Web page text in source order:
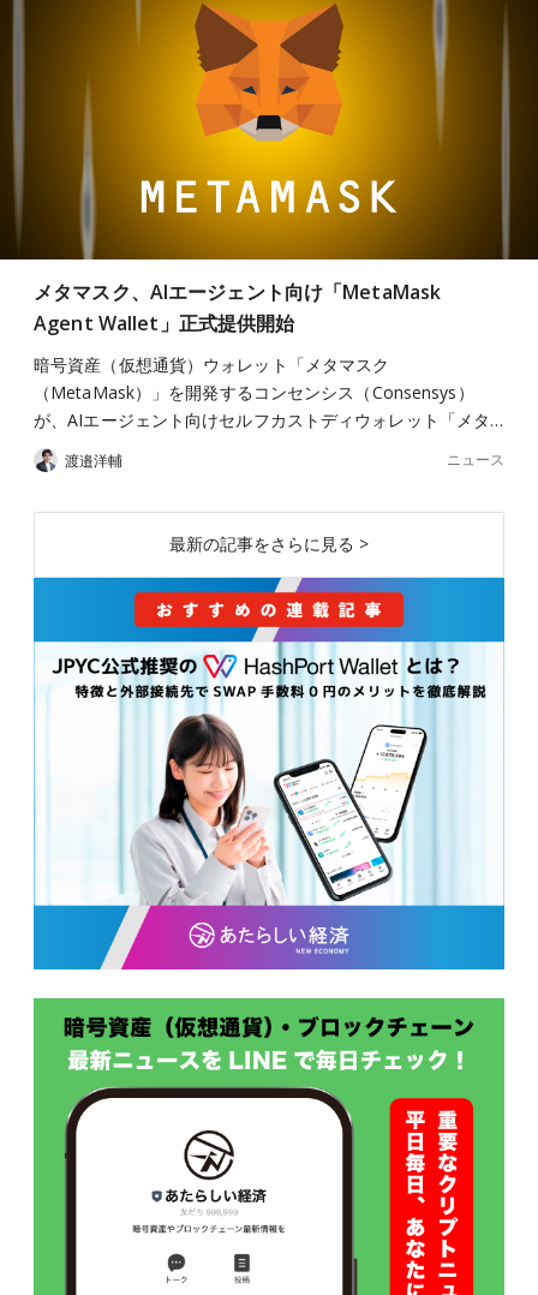
メタマスク、AIエージェント向け「MetaMask
Agent Wallet」正式提供開始
暗号資産（仮想通貨）ウォレット「メタマスク
（MetaMask）」を開発するコンセンシス（Consensys）
が、AIエージェント向けセルフカストディウォレット「メタ…
渡邉洋輔 ニュース
最新の記事をさらに見る >